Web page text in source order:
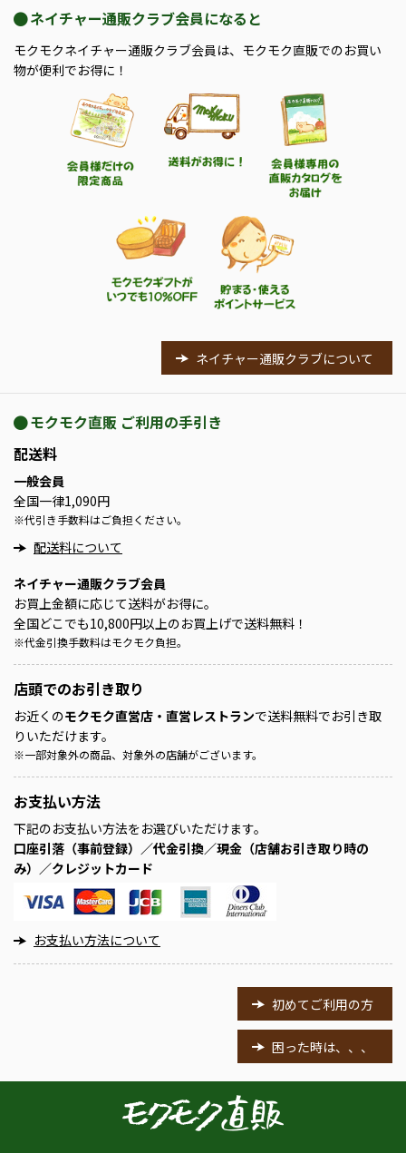
ネイチャー通販クラブ会員になると
モクモクネイチャー通販クラブ会員は、モクモク直販でのお買い
物が便利でお得に！
ネイチャー通販クラブについて
モクモク直販 ご利用の手引き
配送料
一般会員
全国一律1,090円
※代引き手数料はご負担ください。
配送料について
ネイチャー通販クラブ会員
お買上金額に応じて送料がお得に。
全国どこでも10,800円以上のお買上げで送料無料！
※代金引換手数料はモクモク負担。
店頭でのお引き取り
お近くのモクモク直営店・直営レストランで送料無料でお引き取
りいただけます。
※一部対象外の商品、対象外の店舗がございます。
お支払い方法
下記のお支払い方法をお選びいただけます。
口座引落（事前登録）／代金引換／現金（店舗お引き取り時の
み）／クレジットカード
お支払い方法について
初めてご利用の方
困った時は、、、